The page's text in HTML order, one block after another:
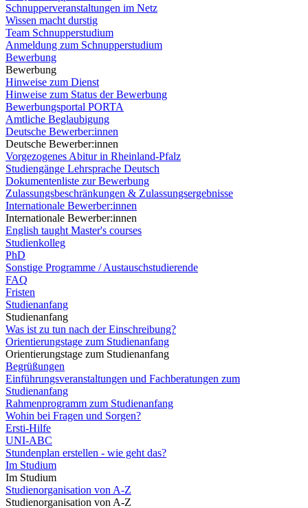
Schnupperveranstaltungen im Netz
Wissen macht durstig
Team Schnupperstudium
Anmeldung zum Schnupperstudium
Bewerbung
Bewerbung
Hinweise zum Dienst
Hinweise zum Status der Bewerbung
Bewerbungsportal PORTA
Amtliche Beglaubigung
Deutsche Bewerber:innen
Deutsche Bewerber:innen
Vorgezogenes Abitur in Rheinland-Pfalz
Studiengänge Lehrsprache Deutsch
Dokumentenliste zur Bewerbung
Zulassungsbeschränkungen & Zulassungsergebnisse
Internationale Bewerber:innen
Internationale Bewerber:innen
English taught Master's courses
Studienkolleg
PhD
Sonstige Programme / Austauschstudierende
FAQ
Fristen
Studienanfang
Studienanfang
Was ist zu tun nach der Einschreibung?
Orientierungstage zum Studienanfang
Orientierungstage zum Studienanfang
Begrüßungen
Einführungsveranstaltungen und Fachberatungen zum
Studienanfang
Rahmenprogramm zum Studienanfang
Wohin bei Fragen und Sorgen?
Ersti-Hilfe
UNI-ABC
Stundenplan erstellen - wie geht das?
Im Studium
Im Studium
Studienorganisation von A-Z
Studienorganisation von A-Z